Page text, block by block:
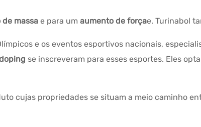
massa e para um aumento de forçae. Turinabol
e os eventos esportivos nacionais,
se inscreveram para esses esportes. Eles
cujas propriedades se situam a meio caminho